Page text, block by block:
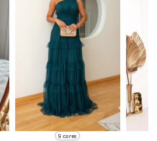
9 cores